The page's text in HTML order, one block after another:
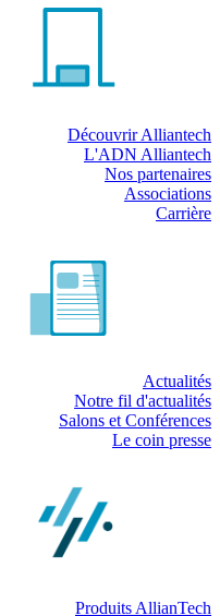
Découvrir Alliantech
L'ADN Alliantech
Nos partenaires
Associations
Carrière
Actualités
Notre fil d'actualités
Salons et Conférences
Le coin presse
Produits AllianTech